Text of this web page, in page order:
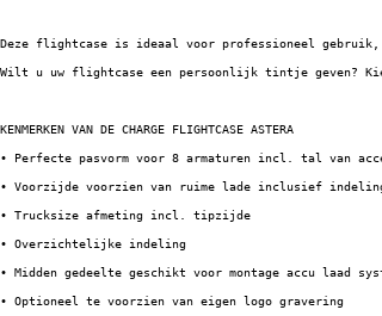
Deze flightcase is ideaal voor professioneel
Wilt u uw flightcase een persoonlijk tintje geven?
KENMERKEN VAN DE CHARGE FLIGHTCASE ASTERA
• Perfecte pasvorm voor 8 armaturen incl. tal van
• Voorzijde voorzien van ruime lade inclusief indeling
• Trucksize afmeting incl. tipzijde
• Overzichtelijke indeling
• Midden gedeelte geschikt voor montage accu laad
• Optioneel te voorzien van eigen logo gravering